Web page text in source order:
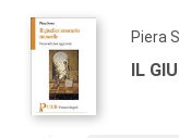
Piera
IL